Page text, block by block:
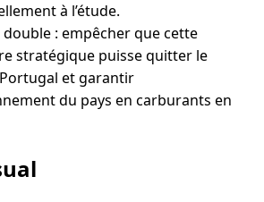
à l’étude.
double : empêcher que cette
stratégique puisse quitter le
et garantir
du pays en carburants en